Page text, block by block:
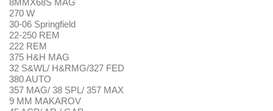
8MMX68S MAG
270 W
30-06 Springfield
22-250 REM
222 REM
375 H&H MAG
32 S&WL/ H&RMG/327 FED
380 AUTO
357 MAG/ 38 SPL/ 357 MAX
9 MM MAKAROV